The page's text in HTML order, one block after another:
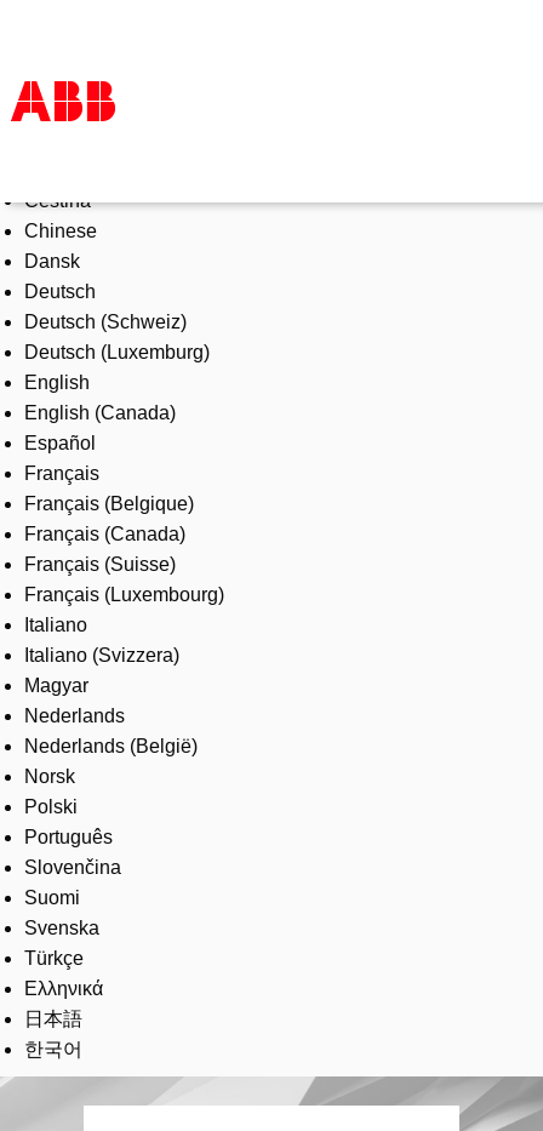
Products & Solutions
Industries
Services
About us
Where to buy
Contact us
Careers
Čeština
Chinese
Dansk
Deutsch
Deutsch (Schweiz)
Deutsch (Luxemburg)
English
English (Canada)
Español
Français
Français (Belgique)
Français (Canada)
Français (Suisse)
Français (Luxembourg)
Italiano
Italiano (Svizzera)
Magyar
Nederlands
Nederlands (België)
Norsk
Polski
Português
Slovenčina
Suomi
Svenska
Türkçe
Ελληνικά
日本語
한국어